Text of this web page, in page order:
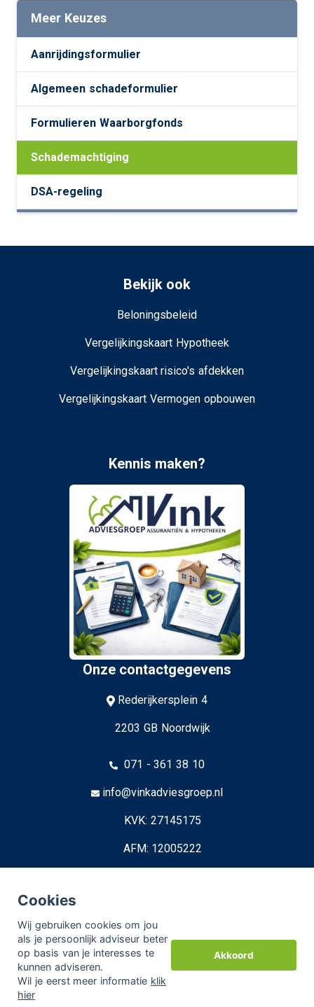
Cookies
Wij gebruiken cookies om jou
als je persoonlijk adviseur beter
op basis van je interesses te
kunnen adviseren.
Wil je eerst meer informatie klik
hier
Akkoord
Meer Keuzes
Aanrijdingsformulier
Algemeen schadeformulier
Formulieren Waarborgfonds
Schademachtiging
DSA-regeling
Bekijk ook
Beloningsbeleid
Vergelijkingskaart Hypotheek
Vergelijkingskaart risico's afdekken
Vergelijkingskaart Vermogen opbouwen
Kennis maken?
Onze contactgegevens
Rederijkersplein 4
2203 GB Noordwijk
071 - 361 38 10
info@vinkadviesgroep.nl
KVK: 27145175
AFM: 12005222
Disclaimer